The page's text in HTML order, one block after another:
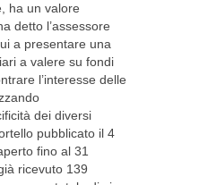
ha un valore
detto l’assessore
a presentare una
a valere su fondi
l’interesse delle
dei diversi
pubblicato il 4
fino al 31
ricevuto 139